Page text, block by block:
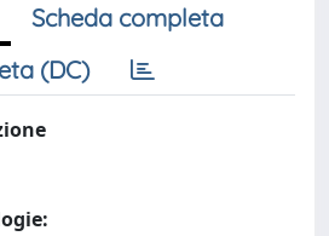
Scheda completa
(DC)